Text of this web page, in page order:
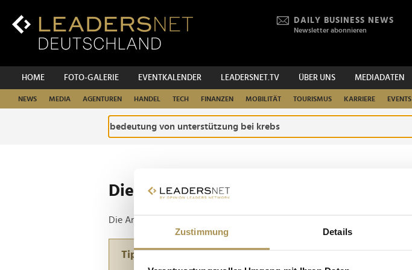
Zustimmung Details
Inhalt
DAILY BUSINESS NEWS
Newsletter abonnieren
HOME FOTO-GALERIE EVENTKALENDER LEADERSNET.TV ÜBER UNS MEDIADATEN
NEWS MEDIA AGENTUREN HANDEL TECH FINANZEN MOBILITÄT TOURISMUS KARRIERE EVENTS
Die ganze Website durchsuchen
Die Anfrage ergab 1 Treffer.
Tipp